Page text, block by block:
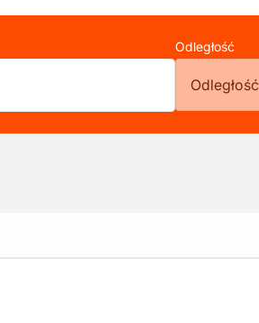
Odległość
Odległość